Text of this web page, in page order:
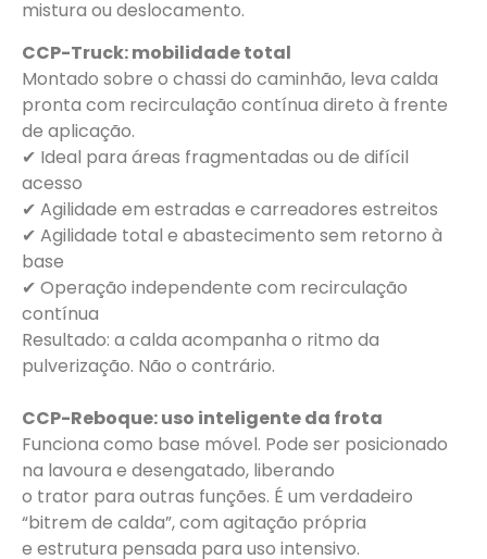
mistura ou deslocamento.
CCP-Truck: mobilidade total
Montado sobre o chassi do caminhão, leva calda
pronta com recirculação contínua direto à frente
de aplicação.​
✔ Ideal para áreas fragmentadas ou de difícil
acesso​
✔ Agilidade em estradas e carreadores estreitos​
✔ Agilidade total e abastecimento sem retorno à
base​
✔ Operação independente com recirculação
contínua​
Resultado: a calda acompanha o ritmo da
pulverização. Não o contrário.​
CCP-Reboque: uso inteligente da frota
Funciona como base móvel. Pode ser posicionado
na lavoura e desengatado, liberando
o trator para outras funções. É um verdadeiro
“bitrem de calda”, com agitação própria
e estrutura pensada para uso intensivo.